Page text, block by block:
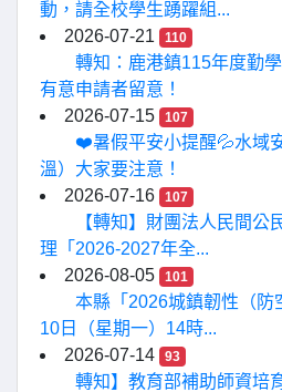
動，請全校學生踴躍組...
2026-07-21
110
轉知：鹿港鎮115年度勤
有意申請者留意！
2026-07-15
107
❤️暑假平安小提醒💦水域
溫）大家要注意！
2026-07-16
107
【轉知】財團法人民間公
理「2026-2027年全...
2026-08-05
101
本縣「2026城鎮韌性（防
10日（星期一）14時...
2026-07-14
93
轉知】教育部補助師資培